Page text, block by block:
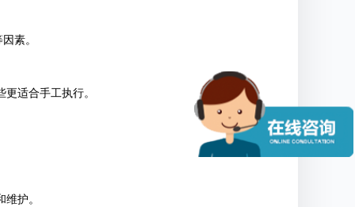
素。
适合手工执行。
护。